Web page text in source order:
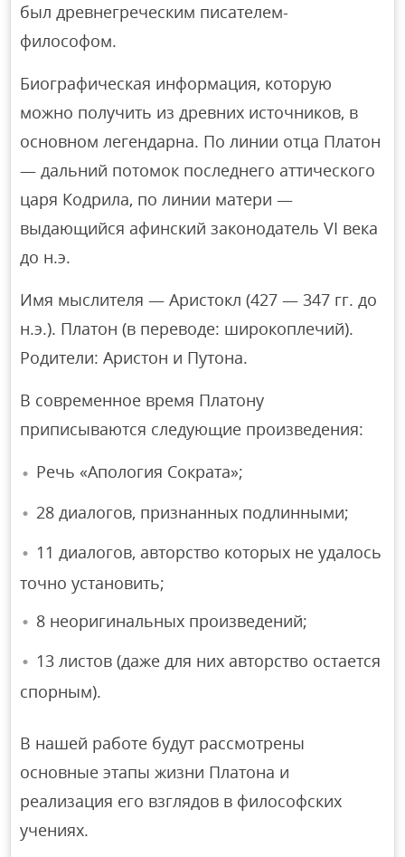
был древнегреческим писателем-
философом.
Биографическая информация, которую
можно получить из древних источников, в
основном легендарна. По линии отца Платон
— дальний потомок последнего аттического
царя Кодрила, по линии матери —
выдающийся афинский законодатель VI века
до н.э.
Имя мыслителя — Аристокл (427 — 347 гг. до
н.э.). Платон (в переводе: широкоплечий).
Родители: Аристон и Путона.
В современное время Платону
приписываются следующие произведения:
Речь «Апология Сократа»;
28 диалогов, признанных подлинными;
11 диалогов, авторство которых не удалось
точно установить;
8 неоригинальных произведений;
13 листов (даже для них авторство остается
спорным).
В нашей работе будут рассмотрены
основные этапы жизни Платона и
реализация его взглядов в философских
учениях.